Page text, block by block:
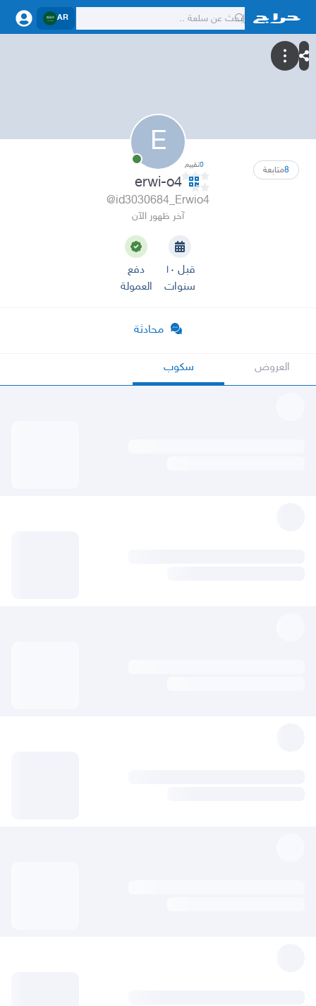
AR
E
8متابعة 0تقييم
erwi-o4
@id3030684_Erwio4
آخر ظهور الآن
قبل ١٠
سنوات
دفع
العمولة
محادثة
العروض سكوب